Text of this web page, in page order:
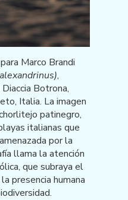
Marco Brandi
,
Botrona,
Italia. La imagen
patinegro,
italianas que
por la
llama la atención
que subraya el
presencia humana